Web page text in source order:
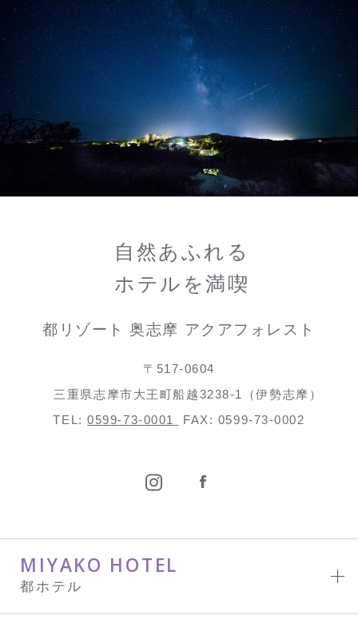
自然あふれる
ホテルを満喫
都リゾート 奥志摩 アクアフォレスト
〒517-0604
三重県志摩市大王町船越3238-1（伊勢志摩）
TEL:0599-73-0001 FAX: 0599-73-0002
MIYAKO HOTEL
都ホテル